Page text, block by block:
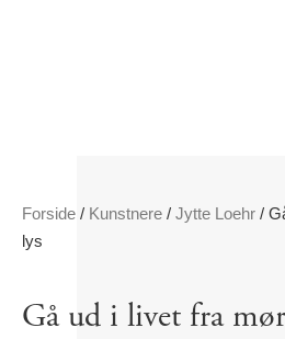
Forside / Kunstnere / Jytte Loehr /
lys
Gå ud i livet fra